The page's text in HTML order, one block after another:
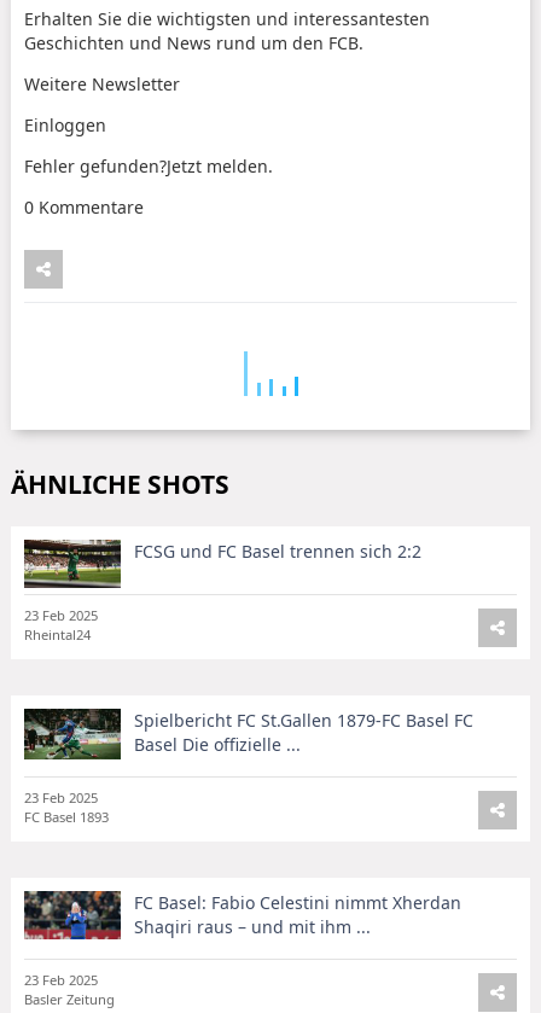
Erhalten Sie die wichtigsten und interessantesten
Geschichten und News rund um den FCB.
Weitere Newsletter
Einloggen
Fehler gefunden?Jetzt melden.
0 Kommentare
ÄHNLICHE SHOTS
FCSG und FC Basel trennen sich 2:2
23 Feb 2025
Rheintal24
Spielbericht FC St.Gallen 1879-FC Basel FC
Basel Die offizielle ...
23 Feb 2025
FC Basel 1893
FC Basel: Fabio Celestini nimmt Xherdan
Shaqiri raus – und mit ihm ...
23 Feb 2025
Basler Zeitung